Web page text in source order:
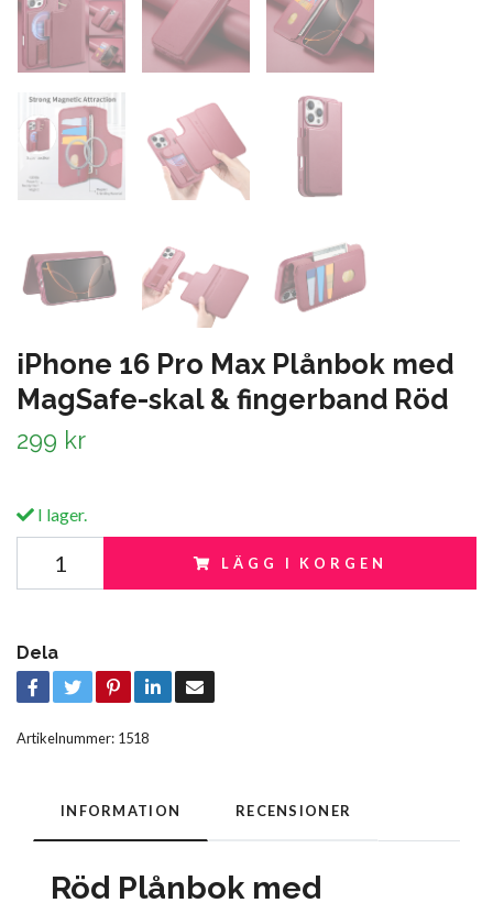
iPhone 16 Pro Max Plånbok med
MagSafe-skal & fingerband Röd
299 kr
I lager.
LÄGG I KORGEN
Dela
Artikelnummer: 1518
INFORMATION RECENSIONER
Röd Plånbok med